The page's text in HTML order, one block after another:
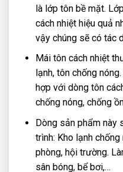
là lớp tôn bề mặt.
cách nhiệt hiệu quả
vậy chúng sẽ có tác
Mái tôn cách nhiệt
lạnh, tôn chống
hợp với dòng tôn
chống nóng, chống
Dòng sản phẩm này
trình: Kho lạnh chống
phòng, hội trường.
sân bóng, bể bơi,…